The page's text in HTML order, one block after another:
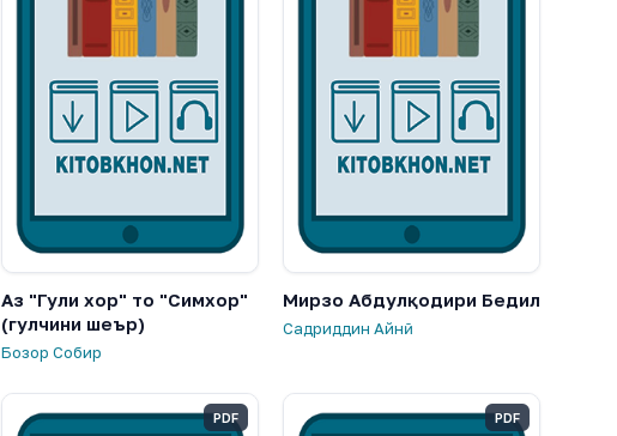
Аз "Гули хор" то "Симхор"
(гулчини шеър)
Бозор Собир
Мирзо Абдулқодири Бедил
Садриддин Айнӣ
PDF PDF